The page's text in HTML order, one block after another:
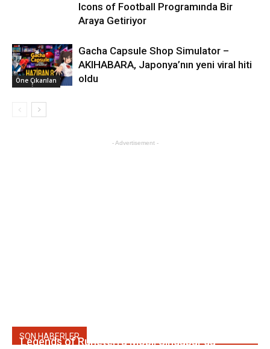
Öne Çıkarılan
Icons of Football Programında Bir
Araya Getiriyor
Öne Çıkarılan
Gacha Capsule Shop Simulator –
AKIHABARA, Japonya’nın yeni viral hiti
oldu
- Advertisement -
SON HABERLER
Legends of Runeterra Mobil Singapur’da